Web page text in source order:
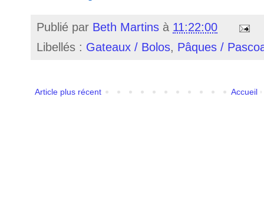
Publié par Beth Martins à 11:22:00
Libellés : Gateaux / Bolos, Pâques /
Article plus récent Accueil